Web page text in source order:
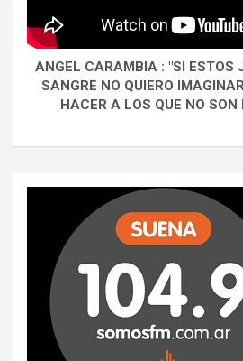
ANGEL CARAMBIA : "SI ESTOS
SANGRE NO QUIERO
HACER A LOS QUE NO SON